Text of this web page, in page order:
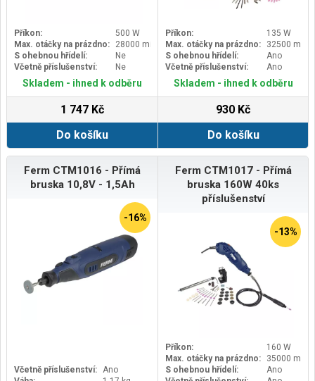
Příkon:
500 W
Max. otáčky na prázdno:
28000 min-1
S ohebnou hřídelí:
Ne
Včetně příslušenství:
Ne
Skladem - ihned k odběru
1 747 Kč
Do košíku
Příkon:
135 W
Max. otáčky na prázdno:
32500 min-1
S ohebnou hřídelí:
Ano
Včetně příslušenství:
Ano
Skladem - ihned k odběru
930 Kč
Do košíku
Ferm CTM1016 - Přímá
bruska 10,8V - 1,5Ah
-16%
Včetně příslušenství: Ano
Ferm CTM1017 - Přímá
bruska 160W 40ks
příslušenství
-13%
Příkon:
160 W
Max. otáčky na prázdno:
35000 min-1
S ohebnou hřídelí:
Ano